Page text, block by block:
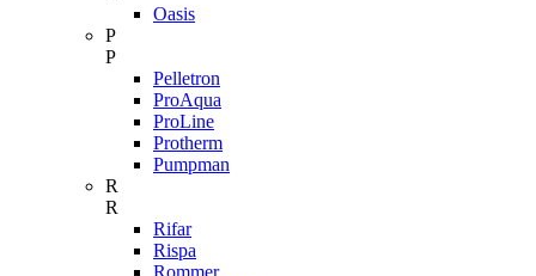
Oasis
P
P
Pelletron
ProAqua
ProLine
Protherm
Pumpman
R
R
Rifar
Rispa
Rommer